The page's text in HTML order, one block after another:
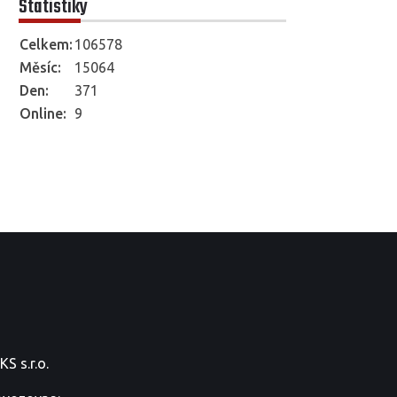
Statistiky
Online: 9
Celkem: 106578
Měsíc:
15064
Den:
371
s.r.o.